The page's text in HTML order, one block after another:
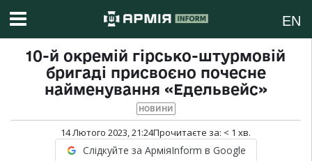
EN
10-й окремій гірсько-штурмовій
бригаді присвоєно почесне
найменування «Едельвейс»
НОВИНИ
14 Лютого 2023, 21:24Прочитаєте за: < 1 хв.
Слідкуйте за АрміяInform в Google